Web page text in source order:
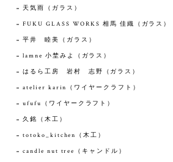
天気雨（ガラス）
FUKU GLASS WORKS 相馬 佳織（ガラス）
平井 睦美（ガラス）
lamne 小埜みよ（ガラス）
はるら工房 岩村 志野（ガラス）
atelier karin（ワイヤークラフト）
ufufu（ワイヤークラフト）
久銘（木工）
totoko_kitchen（木工）
candle nut tree（キャンドル）